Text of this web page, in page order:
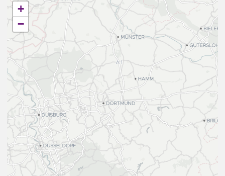
+
−